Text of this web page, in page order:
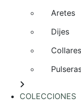
Aretes
Dijes
Collares
COLECCIONES